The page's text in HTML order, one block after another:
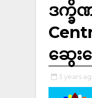
ဒက္ခိ
ဆွေး
3 years